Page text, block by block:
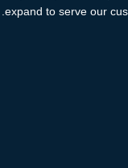
expand to serve our